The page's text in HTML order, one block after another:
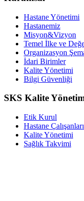
Hastane Yönetimi
Hastanemiz
Misyon&Vizyon
Temel İlke ve
Organizasyon
İdari Birimler
Kalite Yönetimi
Bilgi Güvenliği
SKS Kalite
Etik Kurul
Hastane
Kalite Yönetimi
Sağlık Takvimi